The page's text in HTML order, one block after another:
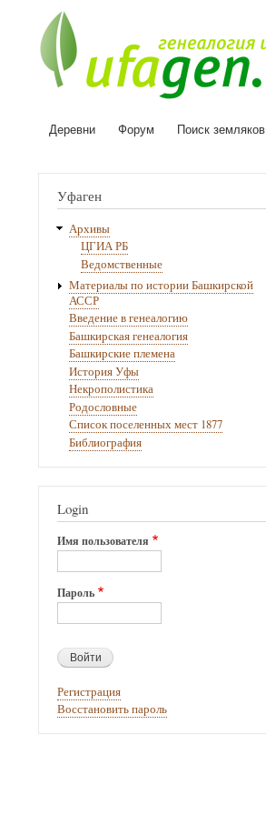
Основная
Деревни Форум Поиск земляков
Уфаген
Архивы
ЦГИА РБ
Ведомственные
Материалы по истории Башкирской
АССР
Введение в генеалогию
Башкирская генеалогия
Башкирские племена
История Уфы
Некрополистика
Родословные
Список поселенных мест 1877
Библиография
Login
Имя пользователя
Пароль
Регистрация
Восстановить пароль